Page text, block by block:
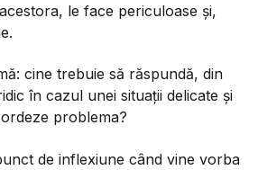
le face periculoase și,
cine trebuie să răspundă, din
în cazul unei situații delicate și
problema?
de inflexiune când vine vorba